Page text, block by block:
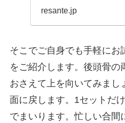
resante.jp
そこでご自身でも手軽にお
をご紹介します。後頭骨
おさえて上を向いてみまし
面に戻します。1セットだ
でまいります。忙しい合間